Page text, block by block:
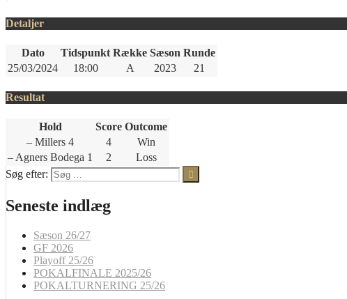
Detaljer
Dato Tidspunkt Række Sæson Runde
25/03/2024
18:00 A 2023 21
Resultat
Hold Score Outcome
– Millers 4
4
Win
– Agners Bodega 1
2
Loss
Søg efter:
Seneste indlæg
Sæson 26/27
GF 2026
Playoff 25/26
POKALFINALE 2025/26
POKALTURNERING 25/26